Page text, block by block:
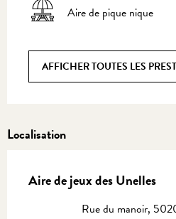
Aire de pique nique
AFFICHER TOUTES LES
Localisation
Aire de jeux des Unelles
Rue du manoir,